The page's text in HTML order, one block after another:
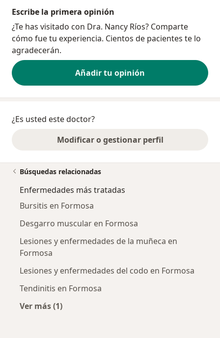
Escribe la primera opinión
¿Te has visitado con Dra. Nancy Ríos? Comparte
cómo fue tu experiencia. Cientos de pacientes te lo
agradecerán.
Añadir tu opinión
¿Es usted este doctor?
Modificar o gestionar perfil
Búsquedas relacionadas
Enfermedades más tratadas
Bursitis en Formosa
Desgarro muscular en Formosa
Lesiones y enfermedades de la muñeca en
Formosa
Lesiones y enfermedades del codo en Formosa
Tendinitis en Formosa
Ver más (1)